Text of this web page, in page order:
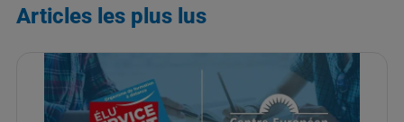
Articles les plus lus